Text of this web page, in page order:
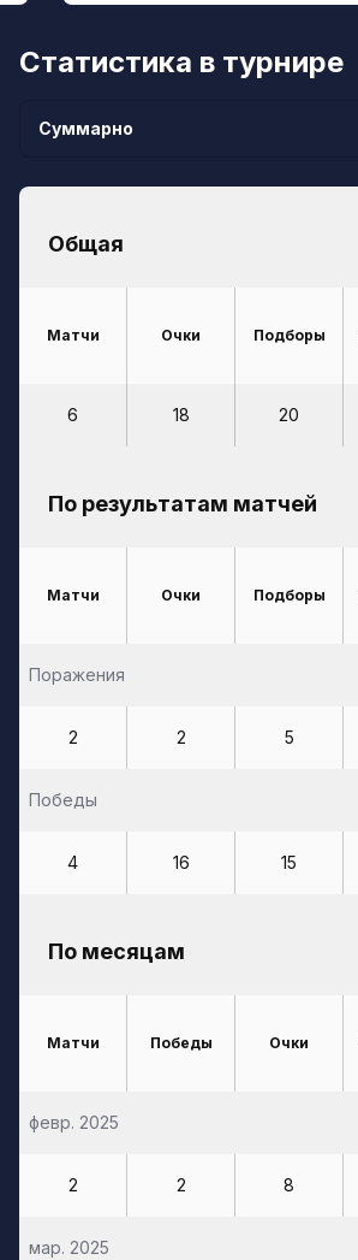
Статистика в турнире
Суммарно
Общая
Матчи Очки Подборы
6 18 20
По результатам матчей
Матчи Очки Подборы
Поражения
2 2 5
Победы
4 16 15
По месяцам
Матчи Победы Очки
февр. 2025
2 2 8
мар. 2025